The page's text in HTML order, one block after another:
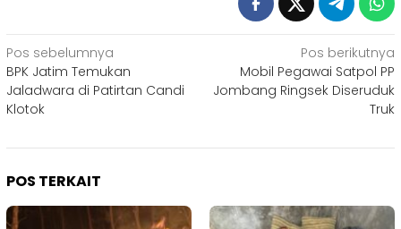
Navigasi
pos
Pos sebelumnya
BPK Jatim Temukan
Jaladwara di Patirtan Candi
Klotok
Pos berikutnya
Mobil Pegawai Satpol PP
Jombang Ringsek Diseruduk
Truk
POS TERKAIT